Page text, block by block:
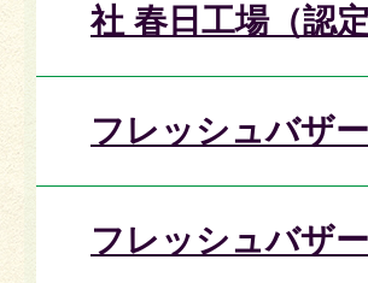
社 春日工場（認
フレッシュバザ
フレッシュバザ